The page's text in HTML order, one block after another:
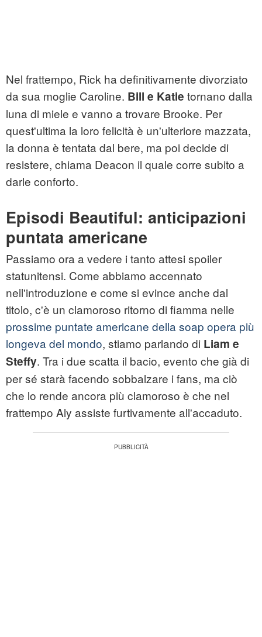
Nel frattempo, Rick ha definitivamente divorziato
da sua moglie Caroline. Bill e Katie tornano dalla
luna di miele e vanno a trovare Brooke. Per
quest'ultima la loro felicità è un'ulteriore mazzata,
la donna è tentata dal bere, ma poi decide di
resistere, chiama Deacon il quale corre subito a
darle conforto.
Episodi Beautiful: anticipazioni
puntata americane
Passiamo ora a vedere i tanto attesi spoiler
statunitensi. Come abbiamo accennato
nell'introduzione e come si evince anche dal
titolo, c'è un clamoroso ritorno di fiamma nelle
prossime puntate americane della soap opera più
longeva del mondo, stiamo parlando di Liam e
Steffy. Tra i due scatta il bacio, evento che già di
per sé starà facendo sobbalzare i fans, ma ciò
che lo rende ancora più clamoroso è che nel
frattempo Aly assiste furtivamente all'accaduto.